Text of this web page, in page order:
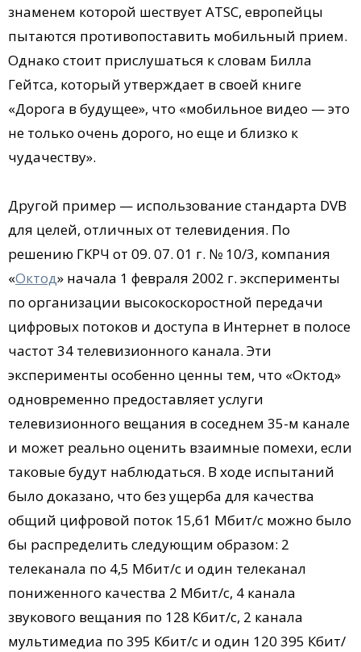
знаменем которой шествует ATSC, европейцы
пытаются противопоставить мобильный прием.
Однако стоит прислушаться к словам Билла
Гейтса, который утверждает в своей книге
«Дорога в будущее», что «мобильное видео — это
не только очень дорого, но еще и близко к
чудачеству».
Другой пример — использование стандарта DVB
для целей, отличных от телевидения. По
решению ГКРЧ от 09. 07. 01 г. № 10/3, компания
«Октод» начала 1 февраля 2002 г. эксперименты
по организации высокоскоростной передачи
цифровых потоков и доступа в Интернет в полосе
частот 34 телевизионного канала. Эти
эксперименты особенно ценны тем, что «Октод»
одновременно предоставляет услуги
телевизионного вещания в соседнем 35-м канале
и может реально оценить взаимные помехи, если
таковые будут наблюдаться. В ходе испытаний
было доказано, что без ущерба для качества
общий цифровой поток 15,61 Мбит/с можно было
бы распределить следующим образом: 2
телеканала по 4,5 Мбит/с и один телеканал
пониженного качества 2 Мбит/с, 4 канала
звукового вещания по 128 Кбит/с, 2 канала
мультимедиа по 395 Кбит/с и один 120 395 Кбит/